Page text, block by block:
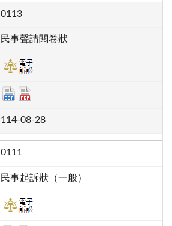
0113
民事聲請閱卷狀
114-08-28
0111
民事起訴狀（一般）